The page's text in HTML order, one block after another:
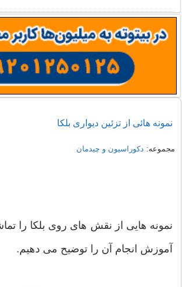
نمونه هائی از تزئین دیواری بلکا
مجموعه: دکوراسیون و چیدمان
نمونه هایی از نقش های روی بلکا را
آموزش انجام آن را توضیح می دهیم.